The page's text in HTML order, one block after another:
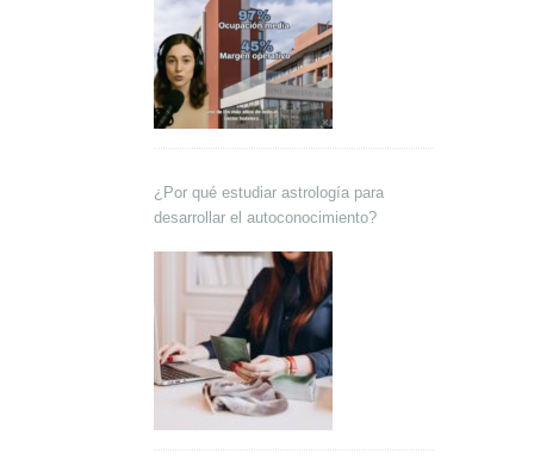
¿Por qué estudiar astrología para
desarrollar el autoconocimiento?